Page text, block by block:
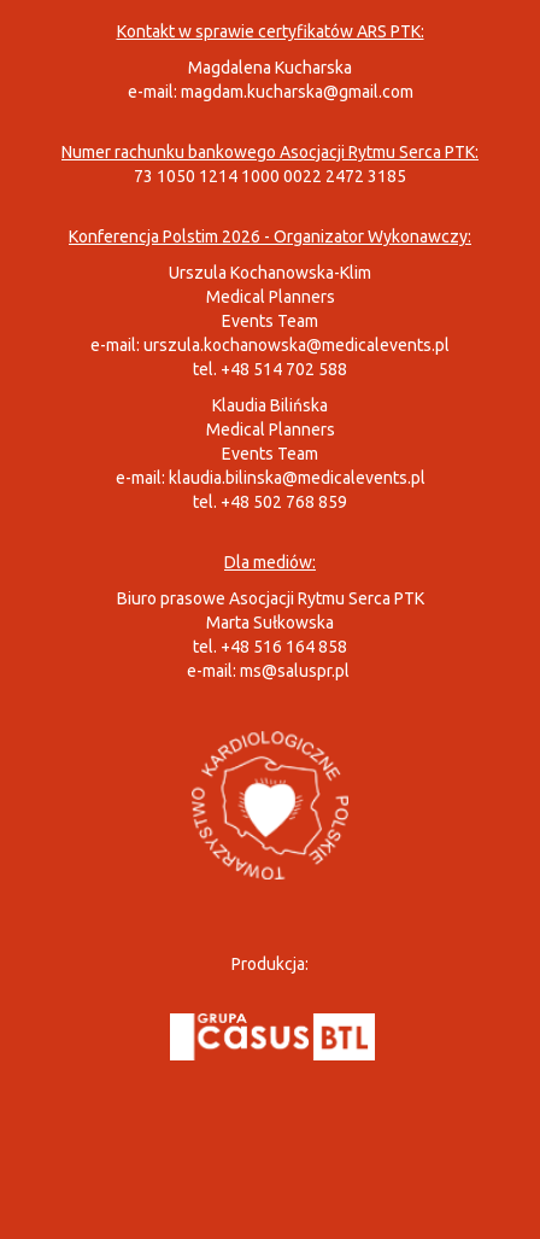
Kontakt w sprawie certyfikatów ARS PTK:
Magdalena Kucharska
e-mail: magdam.kucharska@gmail.com
Numer rachunku bankowego Asocjacji Rytmu Serca PTK:
73 1050 1214 1000 0022 2472 3185
Konferencja Polstim 2026 - Organizator Wykonawczy:
Urszula Kochanowska-Klim
Medical Planners
Events Team
e-mail: urszula.kochanowska@medicalevents.pl
tel. +48 514 702 588
Klaudia Bilińska
Medical Planners
Events Team
e-mail: klaudia.bilinska@medicalevents.pl
tel. +48 502 768 859
Dla mediów:
Biuro prasowe Asocjacji Rytmu Serca PTK
Marta Sułkowska
tel. +48 516 164 858
e-mail: ms@saluspr.pl
Produkcja: